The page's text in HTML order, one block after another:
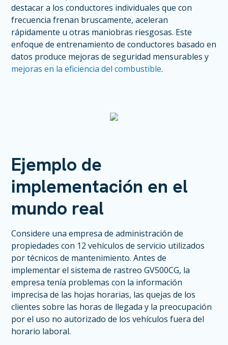
destacar a los conductores individuales que con
frecuencia frenan bruscamente, aceleran
rápidamente u otras maniobras riesgosas. Este
enfoque de entrenamiento de conductores basado en
datos produce mejoras de seguridad mensurables y
mejoras en la eficiencia del combustible.
Ejemplo de
implementación en el
mundo real
Considere una empresa de administración de
propiedades con 12 vehículos de servicio utilizados
por técnicos de mantenimiento. Antes de
implementar el sistema de rastreo GV500CG, la
empresa tenía problemas con la información
imprecisa de las hojas horarias, las quejas de los
clientes sobre las horas de llegada y la preocupación
por el uso no autorizado de los vehículos fuera del
horario laboral.